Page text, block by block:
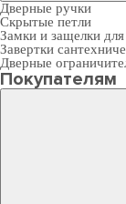
Дверные ручки
Скрытые петли
Замки и защелки
Завертки
Дверные
Покупателям